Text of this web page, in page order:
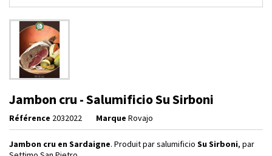
Jambon cru - Salumificio Su Sirboni
Référence 2032022 Marque Rovajo
Jambon cru en Sardaigne. Produit par salumificio Su Sirboni, par